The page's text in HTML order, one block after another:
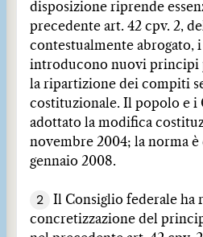
disposizione riprende
precedente art. 42 cpv. 2,
contestualmente abrogato, i
introducono nuovi principi
la ripartizione dei compiti
costituzionale. Il popolo e i
adottato la modifica
novembre 2004; la norma è
gennaio 2008.
2
Il Consiglio federale ha
concretizzazione del